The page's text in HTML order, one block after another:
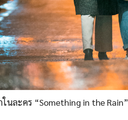
นละคร “Something in the Rain”